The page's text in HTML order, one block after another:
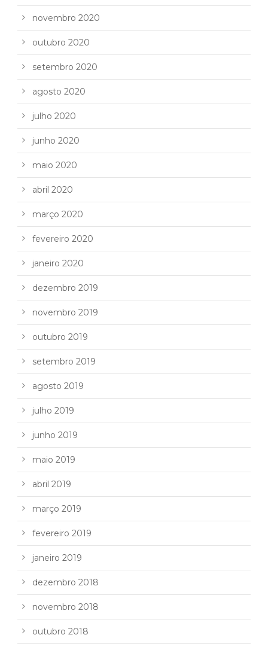
novembro 2020
outubro 2020
setembro 2020
agosto 2020
julho 2020
junho 2020
maio 2020
abril 2020
março 2020
fevereiro 2020
janeiro 2020
dezembro 2019
novembro 2019
outubro 2019
setembro 2019
agosto 2019
julho 2019
junho 2019
maio 2019
abril 2019
março 2019
fevereiro 2019
janeiro 2019
dezembro 2018
novembro 2018
outubro 2018